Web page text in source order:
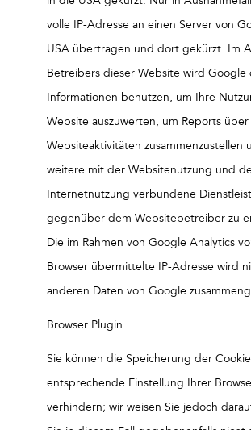
volle IP-Adresse an einen Server von
USA übertragen und dort gekürzt. Im
Betreibers dieser Website wird Google
Informationen benutzen, um Ihre
Website auszuwerten, um Reports
Websiteaktivitäten zusammenzustellen
weitere mit der Websitenutzung und
Internetnutzung verbundene
gegenüber dem Websitebetreiber zu
Die im Rahmen von Google Analytics
Browser übermittelte IP-Adresse wird
anderen Daten von Google
Browser Plugin
Sie können die Speicherung der
entsprechende Einstellung Ihrer
verhindern; wir weisen Sie jedoch